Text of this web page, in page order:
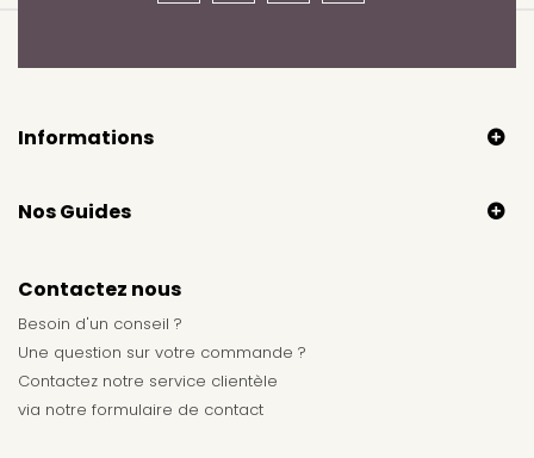
Informations
Nos Guides
Contactez nous
Besoin d'un conseil ?
Une question sur votre commande ?
Contactez notre service clientèle
via notre formulaire de contact